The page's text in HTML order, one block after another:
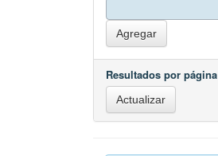
Resultados por página